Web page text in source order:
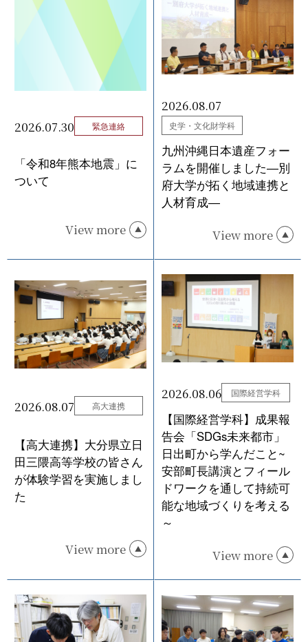
2026.07.30 緊急連絡
「令和8年熊本地震」に
ついて
View more
2026.08.07
史学・文化財学科
九州沖縄日本遺産フォー
ラムを開催しました―別
府大学が拓く地域連携と
人材育成―
View more
2026.08.07 高大連携
【高大連携】大分県立日
田三隈高等学校の皆さん
が体験学習を実施しまし
た
View more
2026.08.06 国際経営学科
【国際経営学科】成果報
告会「SDGs未来都市」
日出町から学んだこと~
安部町長講演とフィール
ドワークを通して持続可
能な地域づくりを考える
～
View more